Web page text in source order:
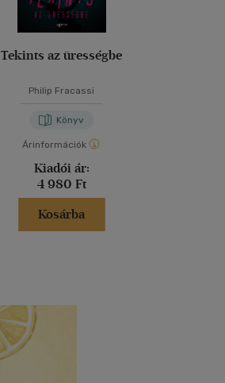
Tekints az ürességbe
Philip Fracassi
Könyv
Árinformációk
Kiadói ár:
4 980 Ft
Kosárba